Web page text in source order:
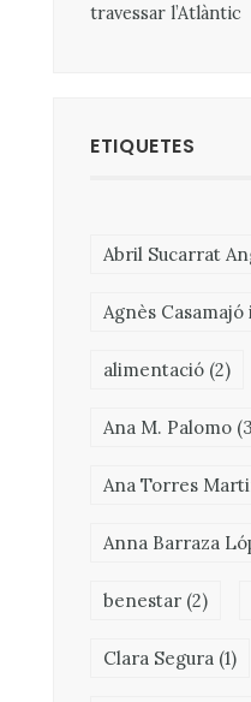
travessar l’Atlàntic
ETIQUETES
Abril Sucarrat
Agnès
alimentació (2)
Ana M. Palomo
Ana Torres
Anna Barraza
benestar (2)
Clara Segura (1)